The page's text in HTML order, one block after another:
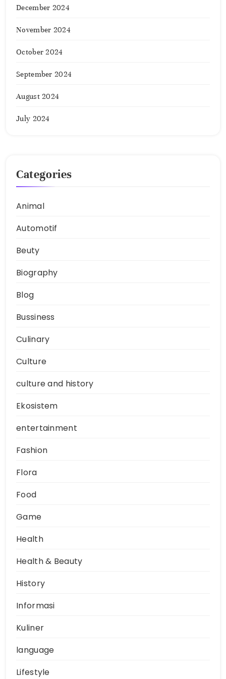
December 2024
November 2024
October 2024
September 2024
August 2024
July 2024
Categories
Animal
Automotif
Beuty
Biography
Blog
Bussiness
Culinary
Culture
culture and history
Ekosistem
entertainment
Fashion
Flora
Food
Game
Health
Health & Beauty
History
Informasi
Kuliner
language
Lifestyle